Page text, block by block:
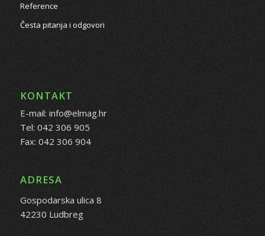
Reference
Česta pitanja i odgovori
KONTAKT
E-mail: info@elmag.hr
Tel: 042 306 905
Fax: 042 306 904
ADRESA
Gospodarska ulica 8
42230 Ludbreg